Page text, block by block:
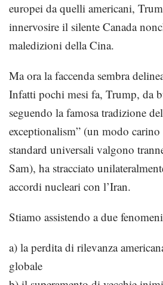
europei da quelli americani,
innervosire il silente Canada
maledizioni della Cina.
Ma ora la faccenda sembra
Infatti pochi mesi fa, Trump, da
seguendo la famosa tradizione
exceptionalism” (un modo
standard universali valgono
Sam), ha stracciato
accordi nucleari con l’Iran.
Stiamo assistendo a due
a) la perdita di rilevanza
globale